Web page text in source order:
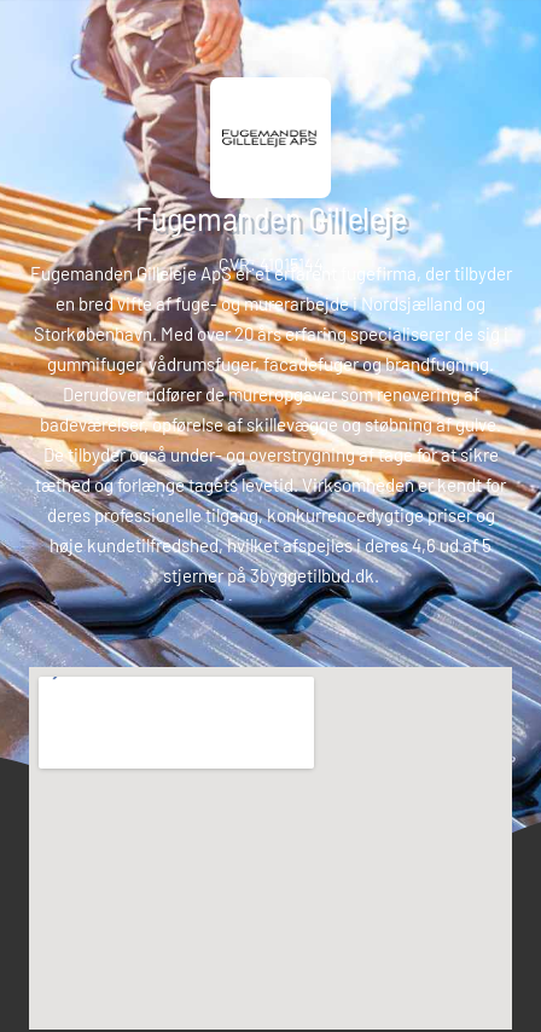
Fugemanden Gilleleje
CVR: 41015144
Fugemanden Gilleleje ApS er et erfarent fugefirma, der tilbyder
en bred vifte af fuge- og murerarbejde i Nordsjælland og
Storkøbenhavn. Med over 20 års erfaring specialiserer de sig i
gummifuger, vådrumsfuger, facadefuger og brandfugning.
Derudover udfører de mureropgaver som renovering af
badeværelser, opførelse af skillevægge og støbning af gulve.
De tilbyder også under- og overstrygning af tage for at sikre
tæthed og forlænge tagets levetid.Virksomheden er kendt for
deres professionelle tilgang, konkurrencedygtige priser og
høje kundetilfredshed, hvilket afspejles i deres 4,6 ud af 5
stjerner på 3byggetilbud.dk.